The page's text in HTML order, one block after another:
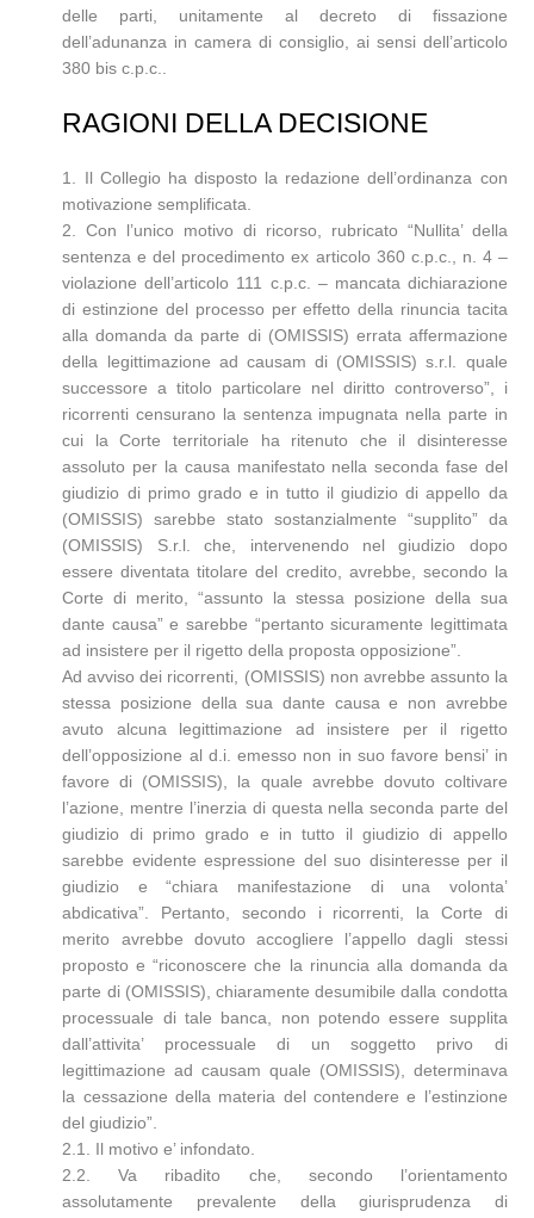
delle parti, unitamente al decreto di fissazione
dell’adunanza in camera di consiglio, ai sensi dell’articolo
380 bis c.p.c..
RAGIONI DELLA DECISIONE
1. Il Collegio ha disposto la redazione dell’ordinanza con
motivazione semplificata.
2. Con l’unico motivo di ricorso, rubricato “Nullita’ della
sentenza e del procedimento ex articolo 360 c.p.c., n. 4 –
violazione dell’articolo 111 c.p.c. – mancata dichiarazione
di estinzione del processo per effetto della rinuncia tacita
alla domanda da parte di (OMISSIS) errata affermazione
della legittimazione ad causam di (OMISSIS) s.r.l. quale
successore a titolo particolare nel diritto controverso”, i
ricorrenti censurano la sentenza impugnata nella parte in
cui la Corte territoriale ha ritenuto che il disinteresse
assoluto per la causa manifestato nella seconda fase del
giudizio di primo grado e in tutto il giudizio di appello da
(OMISSIS) sarebbe stato sostanzialmente “supplito” da
(OMISSIS) S.r.l. che, intervenendo nel giudizio dopo
essere diventata titolare del credito, avrebbe, secondo la
Corte di merito, “assunto la stessa posizione della sua
dante causa” e sarebbe “pertanto sicuramente legittimata
ad insistere per il rigetto della proposta opposizione”.
Ad avviso dei ricorrenti, (OMISSIS) non avrebbe assunto la
stessa posizione della sua dante causa e non avrebbe
avuto alcuna legittimazione ad insistere per il rigetto
dell’opposizione al d.i. emesso non in suo favore bensi’ in
favore di (OMISSIS), la quale avrebbe dovuto coltivare
l’azione, mentre l’inerzia di questa nella seconda parte del
giudizio di primo grado e in tutto il giudizio di appello
sarebbe evidente espressione del suo disinteresse per il
giudizio e “chiara manifestazione di una volonta’
abdicativa”. Pertanto, secondo i ricorrenti, la Corte di
merito avrebbe dovuto accogliere l’appello dagli stessi
proposto e “riconoscere che la rinuncia alla domanda da
parte di (OMISSIS), chiaramente desumibile dalla condotta
processuale di tale banca, non potendo essere supplita
dall’attivita’ processuale di un soggetto privo di
legittimazione ad causam quale (OMISSIS), determinava
la cessazione della materia del contendere e l’estinzione
del giudizio”.
2.1. Il motivo e’ infondato.
2.2. Va ribadito che, secondo l’orientamento
assolutamente prevalente della giurisprudenza di